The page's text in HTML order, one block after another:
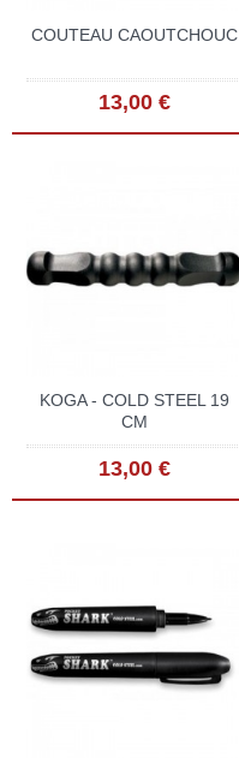
COUTEAU CAOUTCHOUC
13,00 €
KOGA - COLD STEEL 19
CM
13,00 €